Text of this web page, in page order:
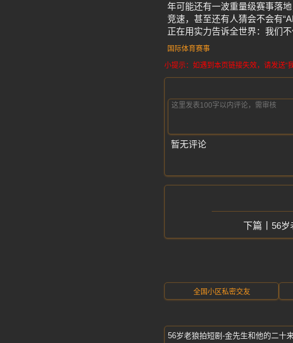
年可能还有一波重量级赛事落
竞速，甚至还有人猜会不会有
正在用实力告诉全世界：我们
国际体育赛事
小提示：如遇到本页链接失效，请发送“
暂无评论
56岁
全国小区私密交友
56岁老狼拍短剧-金先生和他的二十